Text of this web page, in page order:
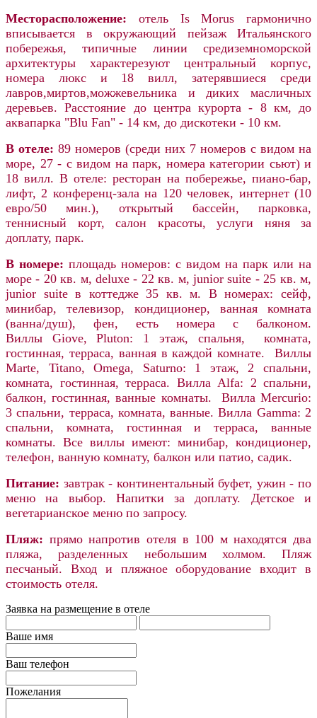
Месторасположение: отель Is Morus гармонично
вписывается в окружающий пейзаж Итальянского
побережья, типичные линии средиземноморской
архитектуры характерезуют центральный корпус,
номера люкс и 18 вилл, затерявшиеся среди
лавров,миртов,можжевельника и диких масличных
деревьев. Расстояние до центра курорта - 8 км, до
аквапарка "Blu Fan" - 14 км, до дискотеки - 10 км.
В отеле: 89 номеров (среди них 7 номеров с видом на
море, 27 - с видом на парк, номера категории сьют) и
18 вилл. В отеле: ресторан на побережье, пиано-бар,
лифт, 2 конференц-зала на 120 человек, интернет (10
евро/50 мин.), открытый бассейн, парковка,
теннисный корт, салон красоты, услуги няня за
доплату, парк.
В номере: площадь номеров: с видом на парк или на
море - 20 кв. м, deluxe - 22 кв. м, junior suite - 25 кв. м,
junior suite в коттедже 35 кв. м. В номерах: сейф,
минибар, телевизор, кондиционер, ванная комната
(ванна/душ), фен, есть номера с балконом.
Виллы Giove, Pluton: 1 этаж, спальня, комната,
гостинная, терраса, ванная в каждой комнате. Виллы
Marte, Titano, Omega, Saturno: 1 этаж, 2 спальни,
комната, гостинная, терраса. Вилла Alfa: 2 спальни,
балкон, гостинная, ванные комнаты. Вилла Mercurio:
3 спальни, терраса, комната, ванные. Вилла Gamma: 2
спальни, комната, гостинная и терраса, ванные
комнаты. Все виллы имеют: минибар, кондиционер,
телефон, ванную комнату, балкон или патио, садик.
Питание: завтрак - континентальный буфет, ужин - по
меню на выбор. Напитки за доплату. Детское и
вегетарианское меню по запросу.
Пляж: прямо напротив отеля в 100 м находятся два
пляжа, разделенных небольшим холмом. Пляж
песчаный. Вход и пляжное оборудование входит в
стоимость отеля.
Заявка на размещение в отеле
Ваше имя
Ваш телефон
Пожелания